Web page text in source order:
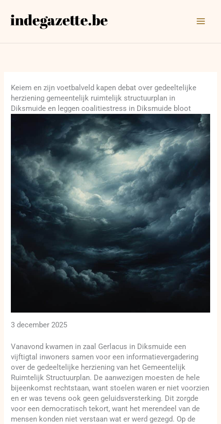
naar
Keiem en zijn voetbalveld kapen debat over gedeeltelijke
herziening gemeentelijk ruimtelijk structuurplan in
Diksmuide en leggen coalitiestress in Diksmuide bloot
3 december 2025
Vanavond kwamen in zaal Gerlacus in Diksmuide een
vijftigtal inwoners samen voor een informatievergadering
over de gedeeltelijke herziening van het Gemeentelijk
Ruimtelijk Structuurplan. De aanwezigen moesten de hele
bijeenkomst rechtstaan, want stoelen waren er niet voorzien
en er was tevens ook geen geluidsversterking. Dit zorgde
voor een democratisch tekort, want het merendeel van de
mensen konden niet verstaan wat er werd gezegd. Op de